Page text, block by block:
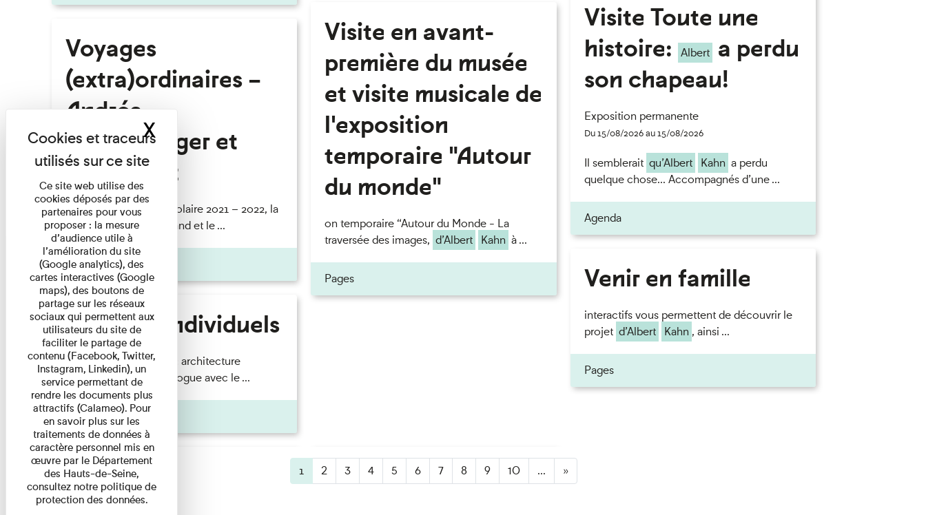
Voyages
(extra)ordinaires –
Andréa
Eichenberger et
Marc Wiltz
Au cours de l’année scolaire 2021 – 2022, la
maison de Chateaubriand et le ...
Pages
Visiteurs individuels
sous plusieurs regards : architecture
contemporaine en dialogue avec le ...
Pages
Visite en avant-
première du musée
et visite musicale de
l'exposition
temporaire "Autour
du monde"
on temporaire “Autour du Monde - La
traversée des images, d’Albert Kahn à ...
Pages
Visite Toute une
histoire:
Alberta perdu
son chapeau!
Exposition permanente
Du 15/08/2026 au 15/08/2026
Il semblerait qu’Albert Kahn a perdu
quelque chose... Accompagnés d’une ...
Agenda
Venir en famille
interactifs vous permettent de découvrir le
projet d’Albert Kahn , ainsi ...
Pages
1 (active)
2 3 4 5 6 7 8 9 10 ... »
Ce site web utilise des
cookies déposés par des
partenaires pour vous
proposer : la mesure
d’audience utile à
l’amélioration du site
(Google analytics), des
cartes interactives (Google
maps), des boutons de
partage sur les réseaux
sociaux qui permettent aux
utilisateurs du site de
faciliter le partage de
contenu (Facebook, Twitter,
Instagram, Linkedin), un
service permettant de
rendre les documents plus
attractifs (Calameo). Pour
en savoir plus sur les
traitements de données à
caractère personnel mis en
œuvre par le Département
des Hauts-de-Seine,
consultez notre politique de
protection des données.
XMasquer le bandeau des cookies